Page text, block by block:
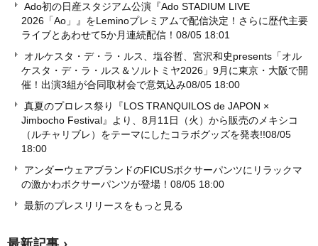
Ado初の日産スタジアム公演『Ado STADIUM LIVE
2026「Ao」』をLeminoプレミアムで配信決定！さらに歴代主要
ライブとあわせて5か月連続配信！ 08/05 18:01
オルケスタ・デ・ラ・ルス、塩谷哲、宮沢和史presents「オル
ケスタ・デ・ラ・ルス＆ソルトミヤ2026」9月に東京・大阪で開
催！出演3組が合同取材会で意気込み08/05 18:00
真夏のプロレス祭り『LOS TRANQUILOS de JAPON ×
Jimbocho Festival』より、8月11日（火）から販売のメキシコ
（ルチャリブレ）をテーマにしたコラボグッズを発表!!08/05
18:00
アンダーウェアブランドのFICUSボクサーパンツにリラックマ
の激かわボクサーパンツが登場！ 08/05 18:00
最新のプレスリリースをもっと見る